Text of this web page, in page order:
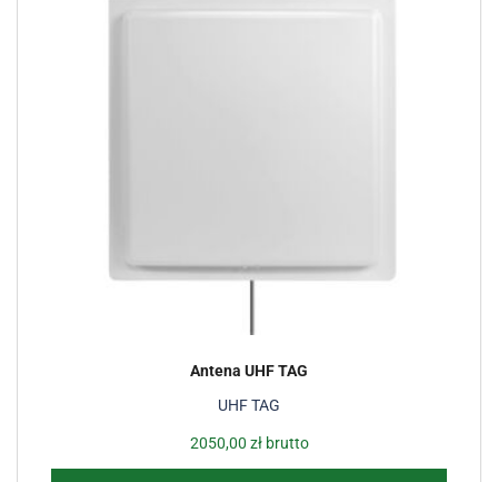
UHF TAG
Antena UHF TAG
2050,00 złbrutto